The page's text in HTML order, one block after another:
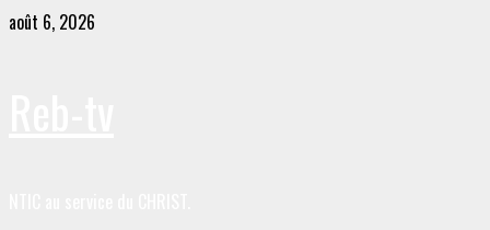
Skip
août 6, 2026